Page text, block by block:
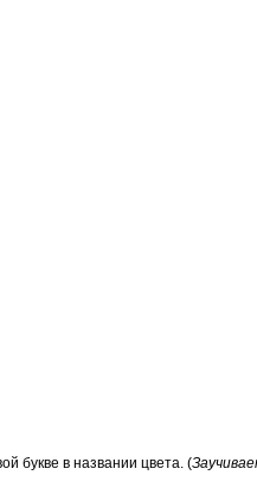
букве в названии цвета. (